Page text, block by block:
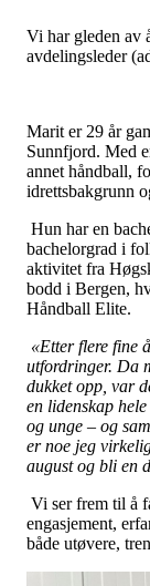
Vi har gleden av
avdelingsleder
Marit er 29 år
Sunnfjord. Med
annet håndball,
idrettsbakgrunn
Hun har en
bachelorgrad i
aktivitet fra
bodd i Bergen,
Håndball Elite.
«Etter flere fine
utfordringer. Da
dukket opp, var
en lidenskap
og unge – og
er noe jeg
august og bli en
Vi ser frem til å
engasjement,
både utøvere,